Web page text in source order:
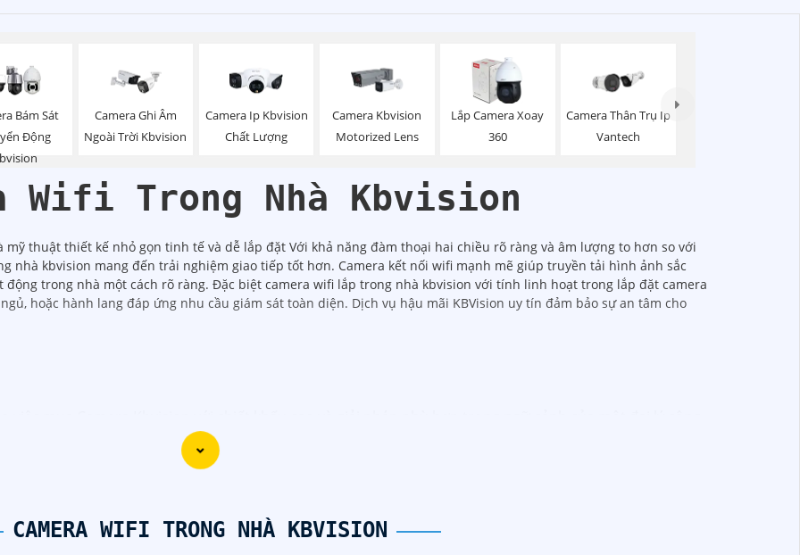
Bám Sát
Động
Camera Ghi Âm
Ngoài Trời Kbvision
Camera Ip Kbvision
Chất Lượng
Camera Kbvision
Motorized Lens
Lắp Camera Xoay
360
Camera Thân Trụ Ip
Vantech
Wifi Trong Nhà Kbvision
mỹ thuật thiết kế nhỏ gọn tinh tế và dễ lắp đặt Với khả năng đàm thoại hai chiều rõ ràng và âm lượng to hơn so với
nhà kbvision mang đến trải nghiệm giao tiếp tốt hơn. Camera kết nối wifi mạnh mẽ giúp truyền tải hình ảnh sắc
trong nhà một cách rõ ràng. Đặc biệt camera wifi lắp trong nhà kbvision với tính linh hoạt trong lắp đặt camera
hoặc hành lang đáp ứng nhu cầu giám sát toàn diện. Dịch vụ hậu mãi KBVision uy tín đảm bảo sự an tâm cho
Kbvision với chiết khấu hấp dẫn? Hãy đến với chúng tôi để nhận ưu đãi đặc biệt và được tư vấn về giải
CAMERA WIFI TRONG NHÀ KBVISION